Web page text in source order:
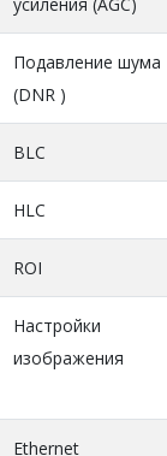
Подавление шума
(DNR )
BLC
HLC
ROI
Настройки
изображения
Ethernet